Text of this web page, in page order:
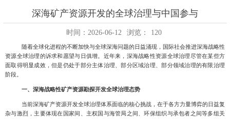
深海矿产资源开发的全球治理与中国参与
时间：2026-06-12 浏览： 120
随着全球化进程的不断加快与全球深海问题的日益涌现，国际社会推进深海战略性
资源全球治理的诉求和愿望与日俱增。近年来，深海战略性资源全球治理尽管在某些方
面取得明显成效，但是仍处于部分主体治理、部分区域治理、部分领域治理的有限治理
阶段。
一、深海战略性矿产资源勘探开发全球治理态势
当前深海矿产资源开发全球治理体系面临的核心挑战，在于各方力量博弈的日益复
杂与激烈，主要体现在国家间、主权国与海管局之间、环保组织与承包者之间等多组关